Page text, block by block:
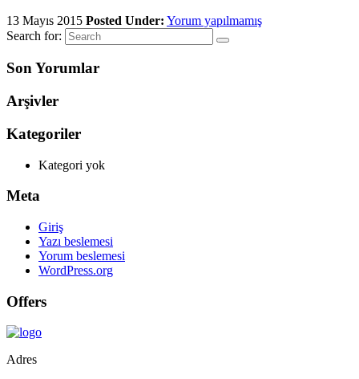
13 Mayıs 2015 Posted Under: Yorum yapılmamış
Search for:
Son Yorumlar
Arşivler
Kategoriler
Kategori yok
Meta
Giriş
Yazı beslemesi
Yorum beslemesi
WordPress.org
Offers
Adres